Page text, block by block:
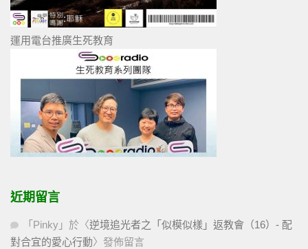
運用電台推廣生死教育
近期留言
「 Pinky 」於〈逆境追光者之「似模似樣」返教會（16）- 配
對合宜的愛心行動〉發佈留言